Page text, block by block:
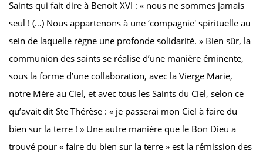
Saints qui fait dire à Benoit XVI : « nous ne sommes jamais
seul ! (…) Nous appartenons à une ‘compagnie' spirituelle au
sein de laquelle règne une profonde solidarité. » Bien sûr, la
communion des saints se réalise d’une manière éminente,
sous la forme d’une collaboration, avec la Vierge Marie,
notre Mère au Ciel, et avec tous les Saints du Ciel, selon ce
qu’avait dit Ste Thérèse : « je passerai mon Ciel à faire du
bien sur la terre ! » Une autre manière que le Bon Dieu a
trouvé pour « faire du bien sur la terre » est la rémission des